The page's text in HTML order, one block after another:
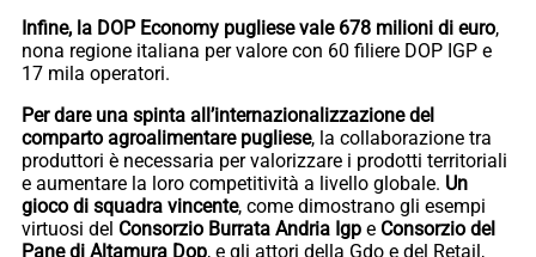
Infine, la DOP Economy pugliese vale 678 milioni di euro,
nona regione italiana per valore con 60 filiere DOP IGP e
17 mila operatori.
Per dare una spinta all’internazionalizzazione del
comparto agroalimentare pugliese, la collaborazione tra
produttori è necessaria per valorizzare i prodotti territoriali
e aumentare la loro competitività a livello globale. Un
gioco di squadra vincente, come dimostrano gli esempi
virtuosi del Consorzio Burrata Andria Igp e Consorzio del
Pane di Altamura Dop, e gli attori della Gdo e del Retail,